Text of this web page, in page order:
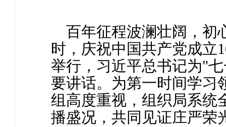
百年征程波澜壮阔，初
时，庆祝中国共产党成立
举行，习近平总书记为"
要讲话。为第一时间学习
组高度重视，组织局系统
播盛况，共同见证庄严荣